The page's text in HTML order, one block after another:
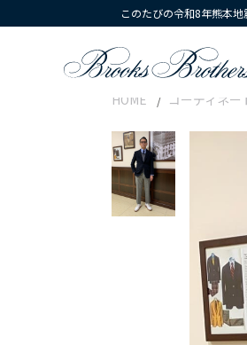
このたびの令和8年熊本
HOME コーディネー